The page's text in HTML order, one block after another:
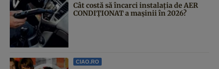
Cât costă să încarci instalația de AER
CONDIȚIONAT a mașinii în 2026?
CIAO.RO